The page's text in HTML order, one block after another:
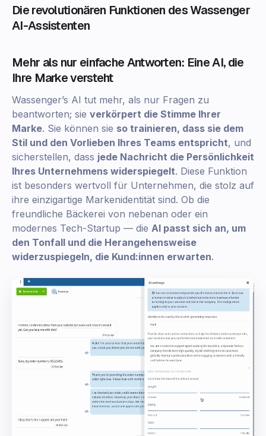
Die revolutionären Funktionen des Wassenger
AI-Assistenten
Mehr als nur einfache Antworten: Eine AI, die
Ihre Marke versteht
Wassenger’s AI tut mehr, als nur Fragen zu
beantworten; sie verkörpert die Stimme Ihrer
Marke. Sie können sie so trainieren, dass sie dem
Stil und den Vorlieben Ihres Teams entspricht, und
sicherstellen, dass jede Nachricht die Persönlichkeit
Ihres Unternehmens widerspiegelt. Diese Funktion
ist besonders wertvoll für Unternehmen, die stolz auf
ihre einzigartige Markenidentität sind. Ob die
freundliche Bäckerei von nebenan oder ein
modernes Tech-Startup — die AI passt sich an, um
den Tonfall und die Herangehensweise
widerzuspiegeln, die Kund:innen erwarten.